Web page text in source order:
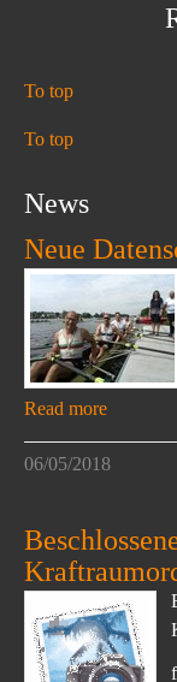
To top
To top
News
Neue
Read more
06/05/2018